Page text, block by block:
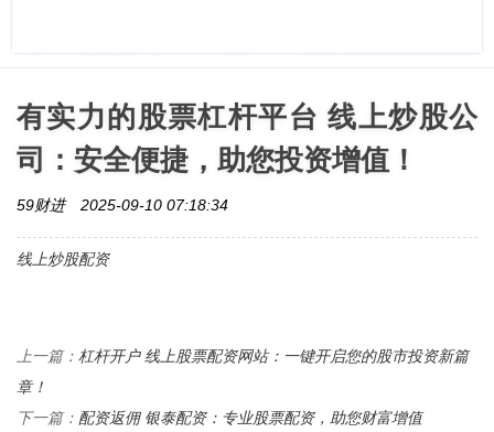
有实力的股票杠杆平台 线上炒股公
司：安全便捷，助您投资增值！
59财进 2025-09-10 07:18:34
线上炒股配资
上一篇： 杠杆开户 线上股票配资网站：一键开启您的股市投资新篇
章！
下一篇： 配资返佣 银泰配资：专业股票配资，助您财富增值